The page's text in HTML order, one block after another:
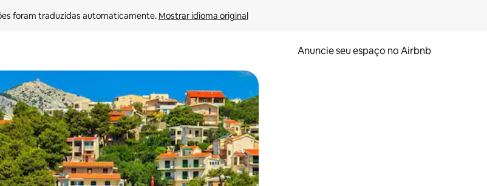
foram traduzidas automaticamente. Mostrar idioma original
Anuncie seu espaço no Airbnb